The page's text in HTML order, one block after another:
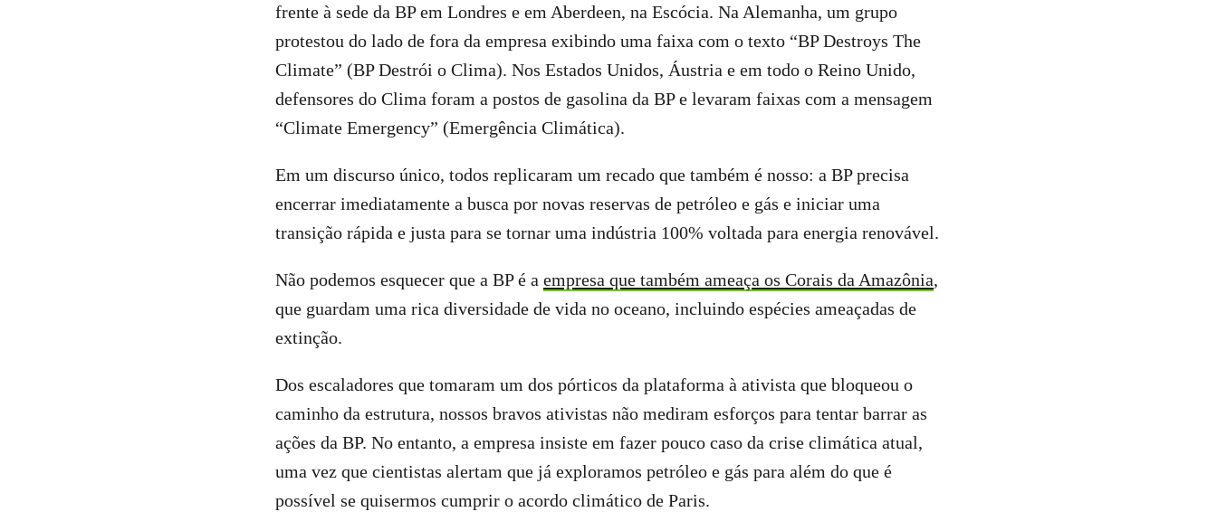
frente à sede da BP em Londres e em Aberdeen, na Escócia. Na Alemanha, um grupo
protestou do lado de fora da empresa exibindo uma faixa com o texto “BP Destroys The
Climate” (BP Destrói o Clima). Nos Estados Unidos, Áustria e em todo o Reino Unido,
defensores do Clima foram a postos de gasolina da BP e levaram faixas com a mensagem
“Climate Emergency” (Emergência Climática).
Em um discurso único, todos replicaram um recado que também é nosso: a BP precisa
encerrar imediatamente a busca por novas reservas de petróleo e gás e iniciar uma
transição rápida e justa para se tornar uma indústria 100% voltada para energia renovável.
Não podemos esquecer que a BP é a empresa que também ameaça os Corais da Amazônia,
que guardam uma rica diversidade de vida no oceano, incluindo espécies ameaçadas de
extinção.
Dos escaladores que tomaram um dos pórticos da plataforma à ativista que bloqueou o
caminho da estrutura, nossos bravos ativistas não mediram esforços para tentar barrar as
ações da BP. No entanto, a empresa insiste em fazer pouco caso da crise climática atual,
uma vez que cientistas alertam que já exploramos petróleo e gás para além do que é
possível se quisermos cumprir o acordo climático de Paris.